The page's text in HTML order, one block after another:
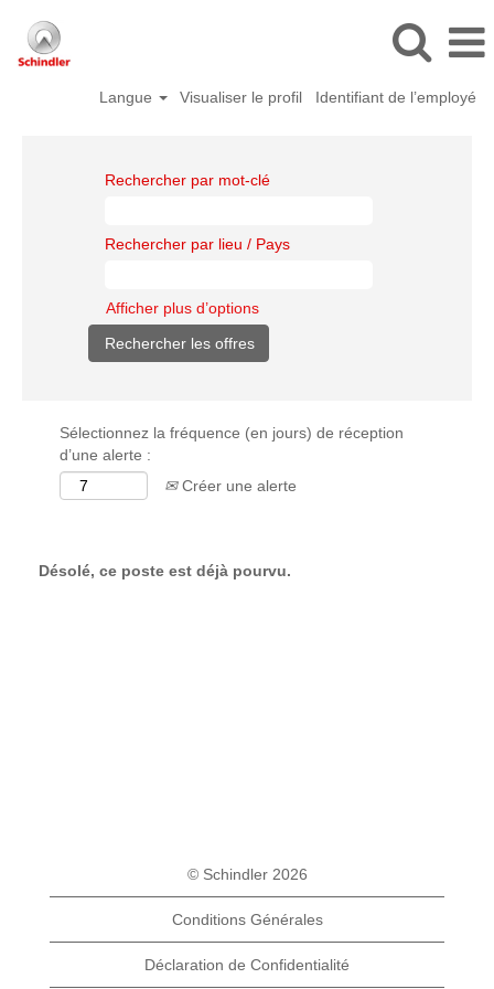
Langue Visualiser le profil Identifiant de l’employé
Rechercher par mot-clé
Rechercher par lieu / Pays
Afficher plus d’options
Sélectionnez la fréquence (en jours) de réception
d’une alerte :
Créer une alerte
Désolé, ce poste est déjà pourvu.
© Schindler 2026
Conditions Générales
Déclaration de Confidentialité